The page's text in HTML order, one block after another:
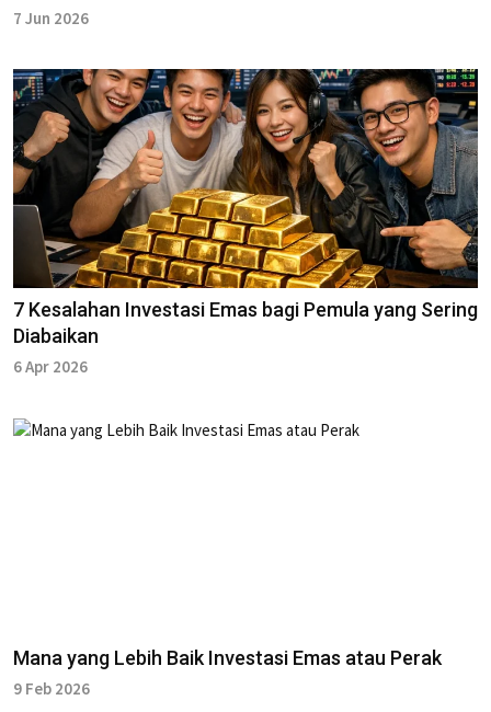
7 Jun 2026
7 Kesalahan Investasi Emas bagi Pemula yang Sering
Diabaikan
6 Apr 2026
Mana yang Lebih Baik Investasi Emas atau Perak
9 Feb 2026